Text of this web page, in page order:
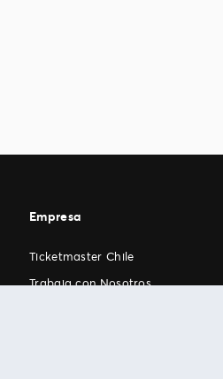
Empresa
Ticketmaster Chile
Trabaja con Nosotros